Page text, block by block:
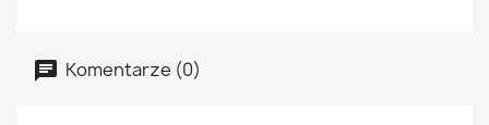
Komentarze (0)